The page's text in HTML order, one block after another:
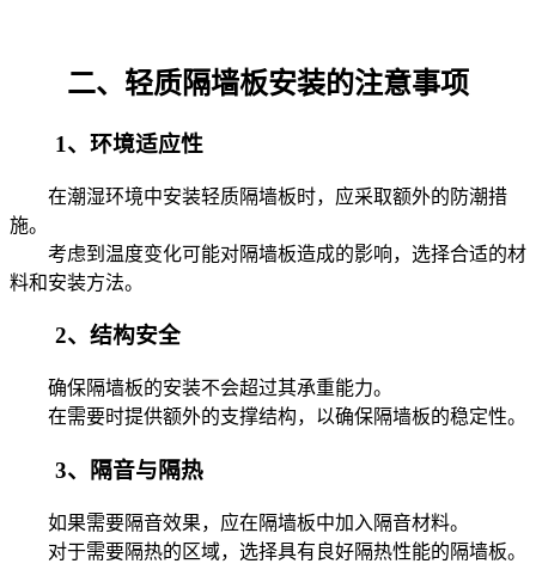
二、轻质隔墙板安装的注意事项
1、环境适应性
在潮湿环境中安装轻质隔墙板时，应采取额外的防潮措
施。
考虑到温度变化可能对隔墙板造成的影响，选择合适的材
料和安装方法。
2、结构安全
确保隔墙板的安装不会超过其承重能力。
在需要时提供额外的支撑结构，以确保隔墙板的稳定性。
3、隔音与隔热
如果需要隔音效果，应在隔墙板中加入隔音材料。
对于需要隔热的区域，选择具有良好隔热性能的隔墙板。